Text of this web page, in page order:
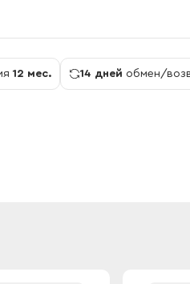
12 мес. 14 дней обмен/